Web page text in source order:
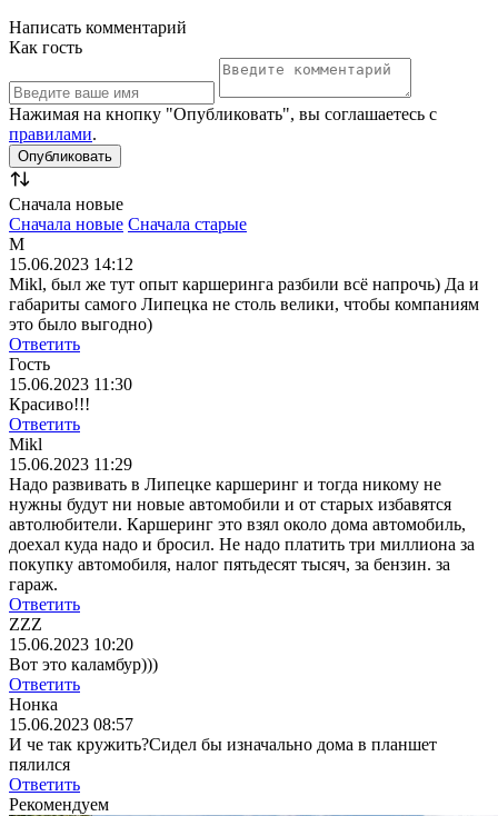
Написать комментарий
Как гость
Нажимая на кнопку "Опубликовать", вы соглашаетесь с
правилами.
Сначала новые
Сначала новые Сначала старые
М
15.06.2023 14:12
Mikl, был же тут опыт каршеринга разбили всё напрочь) Да и
габариты самого Липецка не столь велики, чтобы компаниям
это было выгодно)
Ответить
Гость
15.06.2023 11:30
Красиво!!!
Ответить
Mikl
15.06.2023 11:29
Надо развивать в Липецке каршеринг и тогда никому не
нужны будут ни новые автомобили и от старых избавятся
автолюбители. Каршеринг это взял около дома автомобиль,
доехал куда надо и бросил. Не надо платить три миллиона за
покупку автомобиля, налог пятьдесят тысяч, за бензин. за
гараж.
Ответить
ZZZ
15.06.2023 10:20
Вот это каламбур)))
Ответить
Нонка
15.06.2023 08:57
И че так кружить?Сидел бы изначально дома в планшет
пялился
Ответить
Рекомендуем